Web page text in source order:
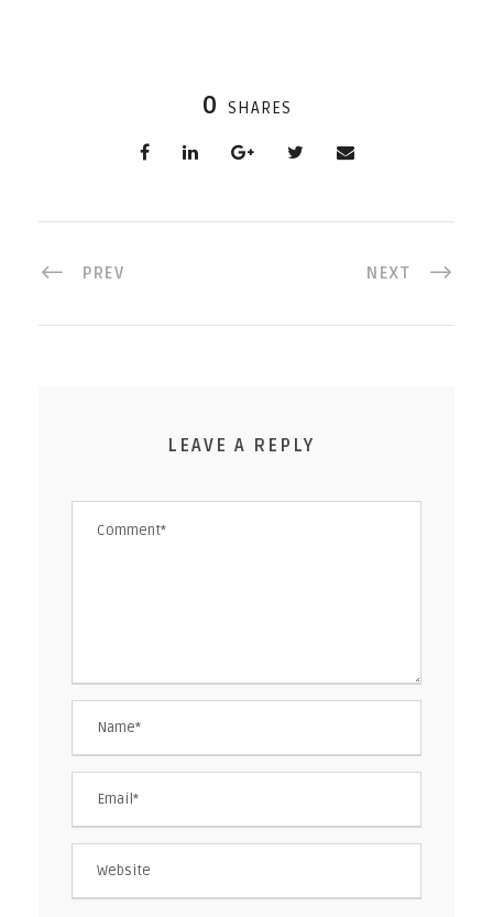
0 SHARES
PREV NEXT
LEAVE A REPLY